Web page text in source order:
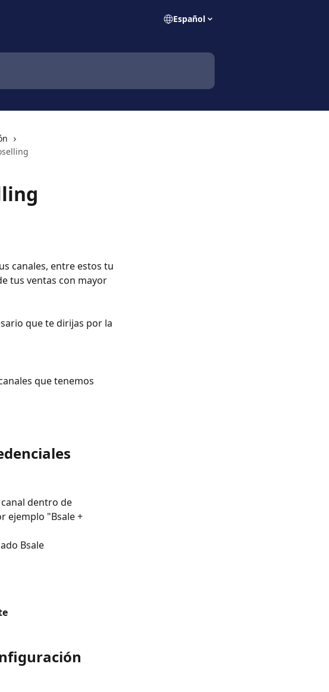
Español
canales, entre estos tu
tus ventas con mayor
que te dirijas por la
que tenemos
dentro de
ejemplo "Bsale +
Bsale